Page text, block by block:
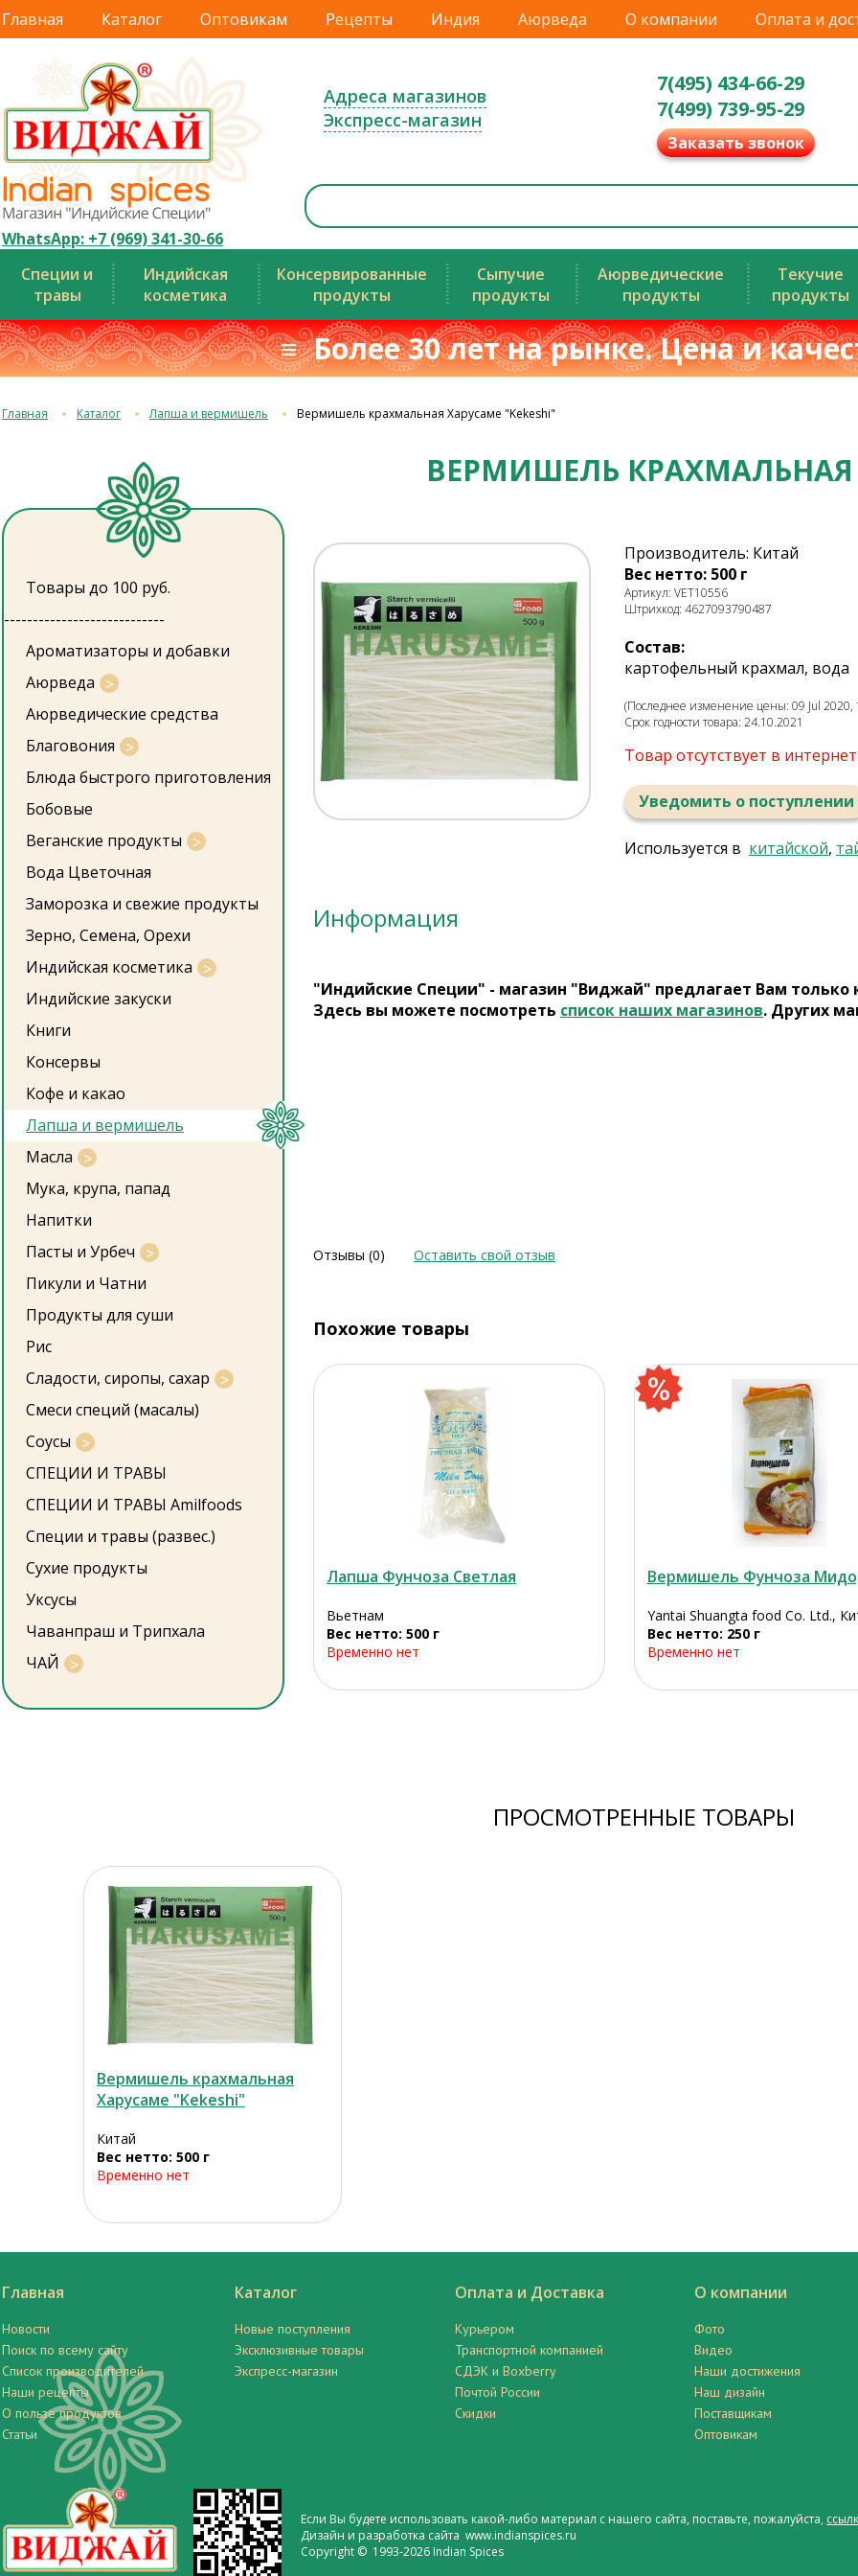
Главная Каталог Оптовикам Рецепты Индия Аюрведа О компании Оплата и
WhatsApp: +7 (969) 341-30-66
Адреса магазинов
Экспресс-магазин
7(495) 434-66-29
7(499) 739-95-29
Заказать звонок
Специи и
травы
Индийская
косметика
Консервированные
продукты
Сыпучие
продукты
Аюрведические
продукты
Текучие
продукты
≡ Более 30 лет на рынке. Цена и
Главная Каталог Лапша и вермишель Вермишель крахмальная Харусаме "Kekeshi"
Товары до 100 руб.
----------------------------
Ароматизаторы и добавки
Аюрведа
Аюрведические средства
Благовония
Блюда быстрого приготовления
Бобовые
Веганские продукты
Вода Цветочная
Заморозка и свежие продукты
Зерно, Семена, Орехи
Индийская косметика
Индийские закуски
Книги
Консервы
Кофе и какао
Лапша и вермишель
Масла
Мука, крупа, папад
Напитки
Пасты и Урбеч
Пикули и Чатни
Продукты для суши
Рис
Сладости, сиропы, сахар
Смеси специй (масалы)
Соусы
СПЕЦИИ И ТРАВЫ
СПЕЦИИ И ТРАВЫ Amilfoods
Специи и травы (развес.)
Сухие продукты
Уксусы
Чаванпраш и Трипхала
ЧАЙ
ВЕРМИШЕЛЬ КРАХМАЛЬНАЯ
Производитель: Китай
Вес нетто: 500 г
Артикул: VET10556
Штрихкод: 4627093790487
Состав:
картофельный крахмал, вода
(Последнее изменение цены: 09 Jul 2020,
Срок годности товара: 24.10.2021
Товар отсутствует в
Уведомить о поступлении
Используется в китайской,
Информация
"Индийские Специи" - магазин "Виджай" предлагает Вам
Здесь вы можете посмотреть список наших магазинов. Других
Отзывы (0) Оставить свой отзыв
Похожие товары
Лапша Фунчоза Светлая
Вьетнам
Вес нетто: 500 г
Временно нет
Вермишель Фунчоза
Yantai Shuangta food Co. Ltd.,
Вес нетто: 250 г
Временно нет
ПРОСМОТРЕННЫЕ ТОВАРЫ
Вермишель крахмальная
Харусаме "Kekeshi"
Китай
Вес нетто: 500 г
Временно нет
Главная
Новости
Поиск по всему сайту
Список производителей
Наши рецепты
О пользе продуктов
Статьи
Каталог
Новые поступления
Эксклюзивные товары
Экспресс-магазин
Оплата и Доставка
Курьером
Транспортной компанией
СДЭК и Boxberry
Почтой России
Скидки
О компании
Фото
Видео
Наши достижения
Наш дизайн
Поставщикам
Оптовикам
Если Вы будете использовать какой-либо материал с нашего сайта, поставьте, пожалуйста,
Дизайн и разработка сайта www.indianspices.ru
Copyright © 1993-2026 Indian Spices